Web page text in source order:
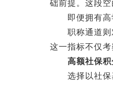
础前提。这段
即便拥有高学
职称通道则对
这一指标不仅
高额社保
选择以社保基